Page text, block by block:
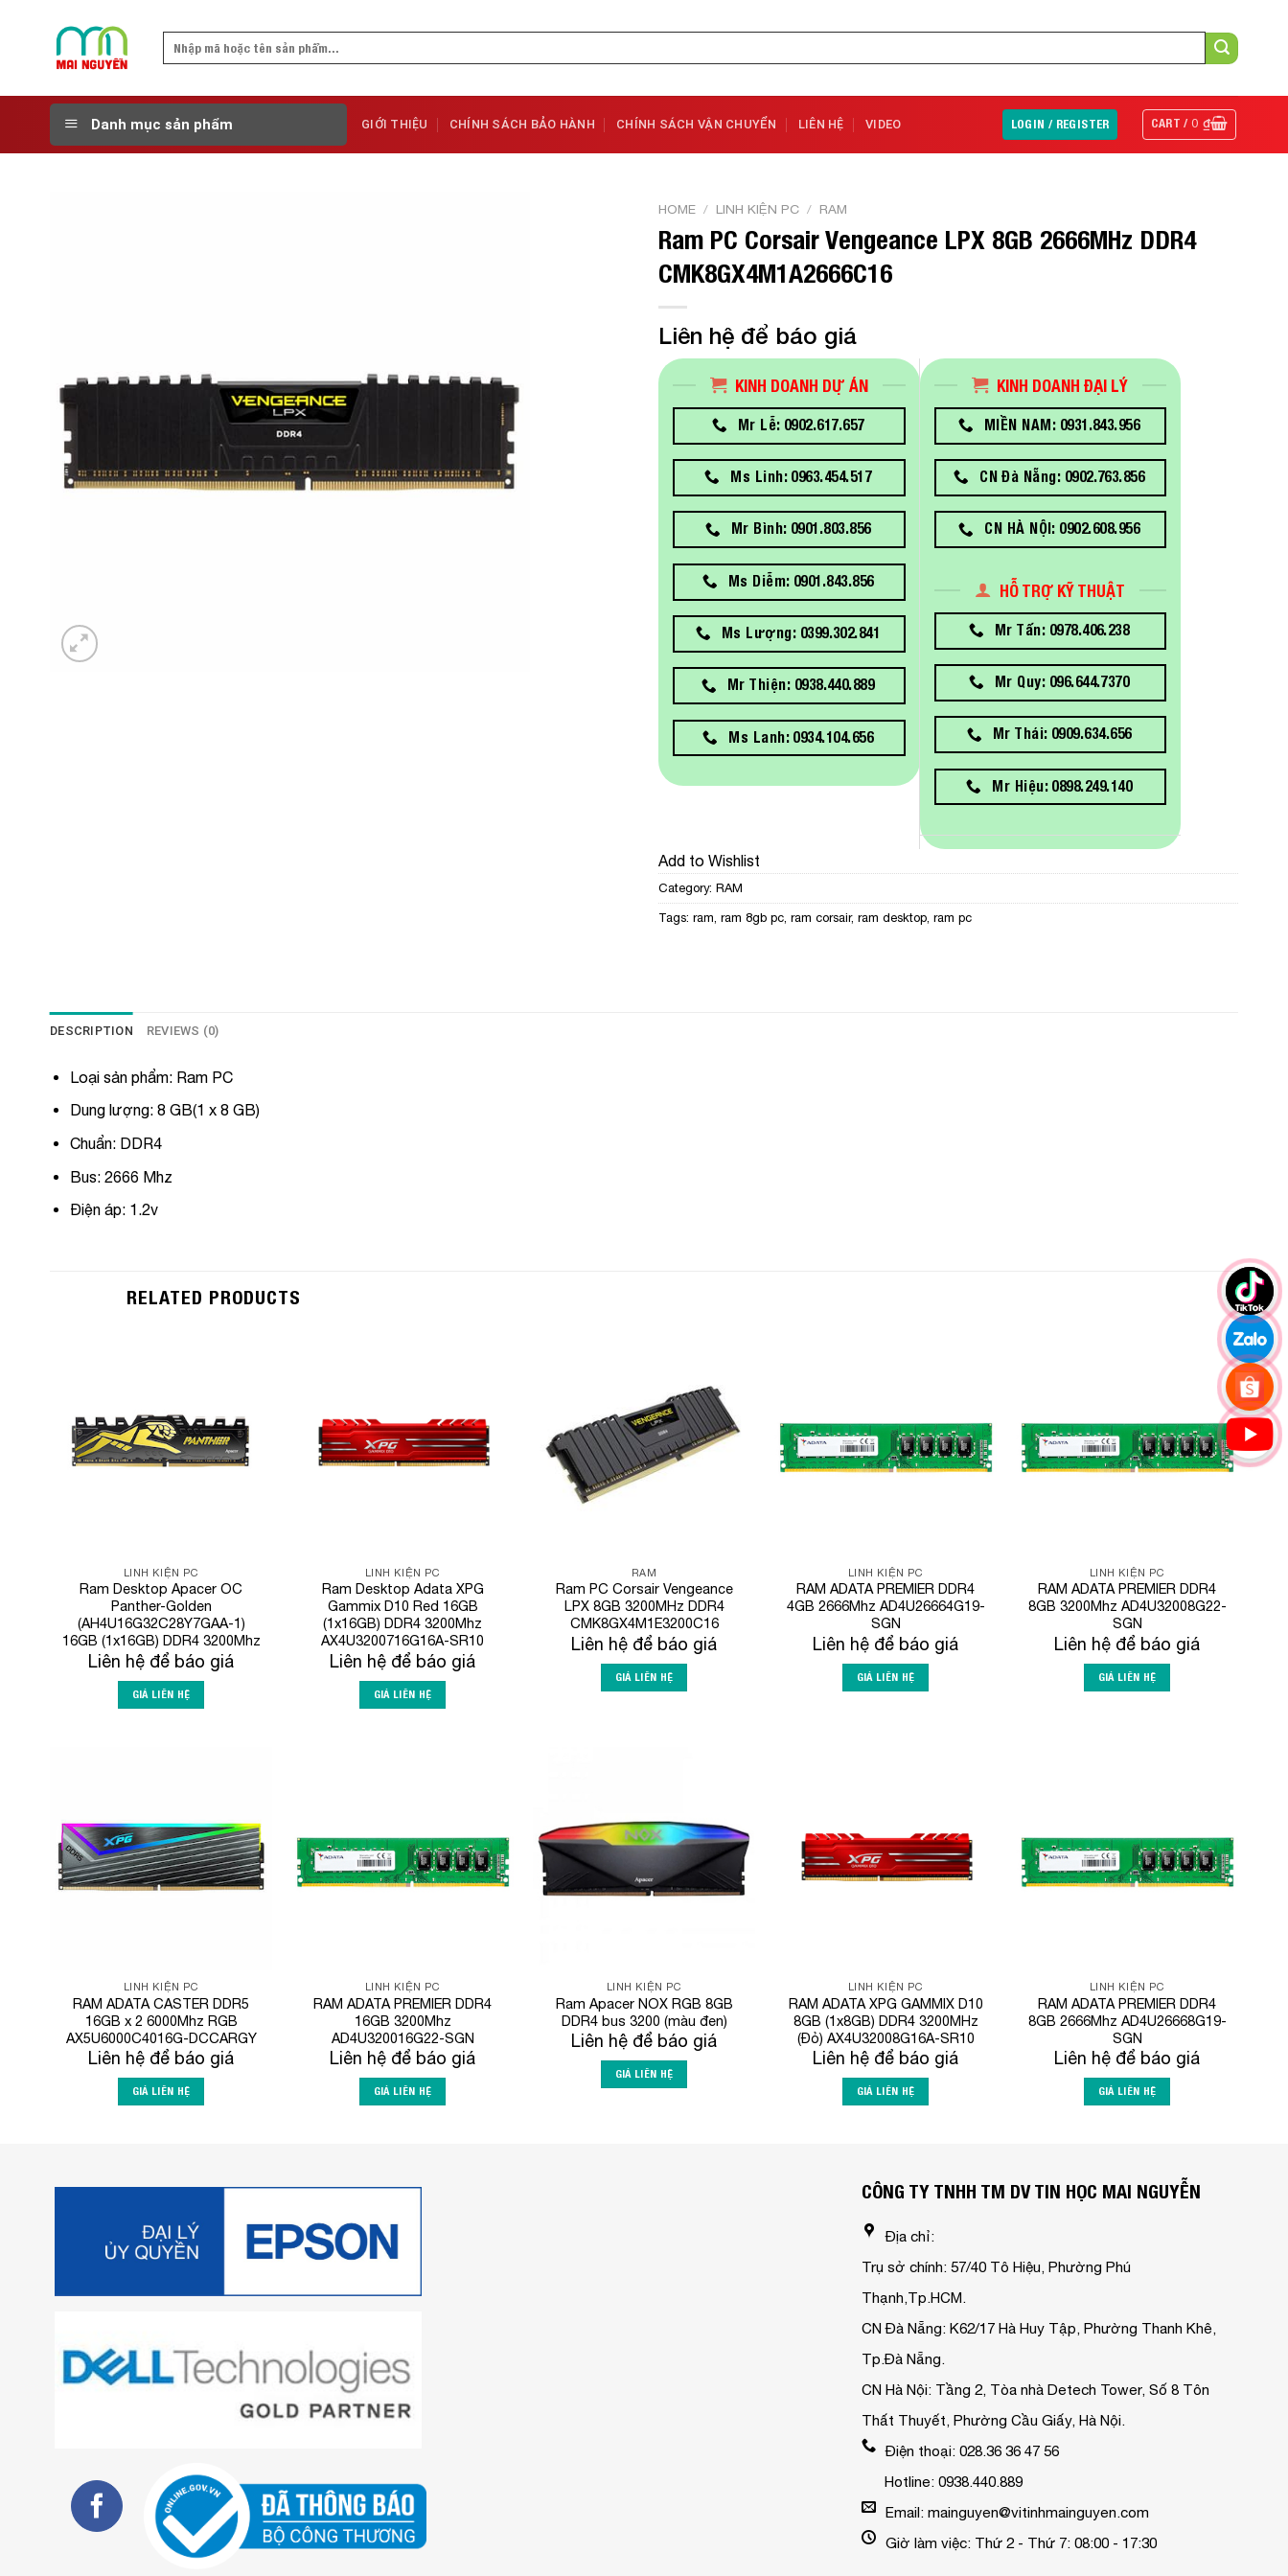
Search
Danh mục sản phẩm GIỚI THIỆU CHÍNH SÁCH BẢO HÀNH CHÍNH SÁCH VẬN CHUYỂN LIÊN HỆ VIDEO LOGIN / REGISTER CART /0₫
HOME / LINH KIỆN PC / RAM
Ram PC Corsair Vengeance LPX 8GB 2666MHz DDR4
CMK8GX4M1A2666C16
Liên hệ để báo giá
KINH DOANH DỰ ÁN
Mr Lễ: 0902.617.657
Ms Linh: 0963.454.517
Mr Bình: 0901.803.856
Ms Diễm: 0901.843.856
Ms Lượng: 0399.302.841
Mr Thiện: 0938.440.889
Ms Lanh: 0934.104.656
KINH DOANH ĐẠI LÝ
MIỀN NAM: 0931.843.956
CN Đà Nẵng: 0902.763.856
CN HÀ NỘI: 0902.608.956
HỖ TRỢ KỸ THUẬT
Mr Tấn: 0978.406.238
Mr Quy: 096.644.7370
Mr Thái: 0909.634.656
Mr Hiệu: 0898.249.140
Add to Wishlist
Category: RAM
Tags: ram ram 8gb pc ram corsair, ram desktop ram pc
DESCRIPTION REVIEWS (0)
Loại sản phẩm: Ram PC
Dung lượng: 8 GB(1 x 8 GB)
Chuẩn: DDR4
Bus: 2666 Mhz
Điện áp: 1.2v
RELATED PRODUCTS
LINH KIỆN PC
Ram Desktop Apacer OC
Panther-Golden
(AH4U16G32C28Y7GAA-1)
16GB (1x16GB) DDR4 3200Mhz
Liên hệ để báo giá
GIÁ LIÊN HỆ
LINH KIỆN PC
Ram Desktop Adata XPG
Gammix D10 Red 16GB
(1x16GB) DDR4 3200Mhz
AX4U3200716G16A-SR10
Liên hệ để báo giá
GIÁ LIÊN HỆ
Add to
Wishlist
RAM
Ram PC Corsair Vengeance
LPX 8GB 3200MHz DDR4
CMK8GX4M1E3200C16
Liên hệ để báo giá
GIÁ LIÊN HỆ
LINH KIỆN PC
RAM ADATA PREMIER DDR4
4GB 2666Mhz AD4U26664G19-
SGN
Liên hệ để báo giá
GIÁ LIÊN HỆ
Add to
Wishlist
LINH KIỆN PC
RAM ADATA PREMIER DDR4
8GB 3200Mhz AD4U32008G22-
SGN
Liên hệ để báo giá
GIÁ LIÊN HỆ
LINH KIỆN PC
RAM ADATA CASTER DDR5
16GB x 2 6000Mhz RGB
AX5U6000C4016G-DCCARGY
Liên hệ để báo giá
GIÁ LIÊN HỆ
LINH KIỆN PC
RAM ADATA PREMIER DDR4
16GB 3200Mhz
AD4U320016G22-SGN
Liên hệ để báo giá
GIÁ LIÊN HỆ
LINH KIỆN PC
Ram Apacer NOX RGB 8GB
DDR4 bus 3200 (màu đen)
Liên hệ để báo giá
GIÁ LIÊN HỆ
LINH KIỆN PC
RAM ADATA XPG GAMMIX D10
8GB (1x8GB) DDR4 3200MHz
(Đỏ) AX4U32008G16A-SR10
Liên hệ để báo giá
GIÁ LIÊN HỆ
LINH KIỆN PC
RAM ADATA PREMIER DDR4
8GB 2666Mhz AD4U26668G19-
SGN
Liên hệ để báo giá
GIÁ LIÊN HỆ
CÔNG TY TNHH TM DV TIN HỌC MAI NGUYỄN
Địa chỉ:
Trụ sở chính: 57/40 Tô Hiệu, Phường Phú
Thạnh,Tp.HCM.
CN Đà Nẵng: K62/17 Hà Huy Tập, Phường Thanh Khê,
Tp.Đà Nẵng.
CN Hà Nội: Tầng 2, Tòa nhà Detech Tower, Số 8 Tôn
Thất Thuyết, Phường Cầu Giấy, Hà Nội.
Điện thoại: 028.36 36 47 56
Hotline: 0938.440.889
Email: mainguyen@vitinhmainguyen.com
Giờ làm việc: Thứ 2 - Thứ 7: 08:00 - 17:30